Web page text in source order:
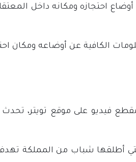
احتجازه ومكانه داخل
الكافية عن أوضاعه ومكان
فيديو على موقع تويتر،
أطلقها شباب من المملكة